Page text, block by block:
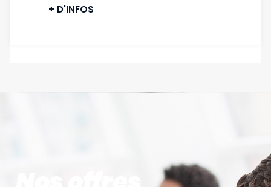
+ D'INFOS